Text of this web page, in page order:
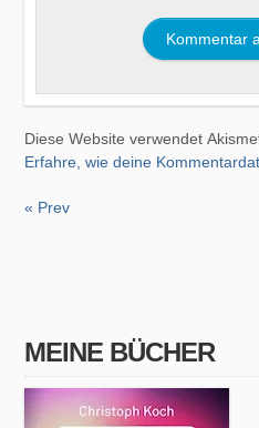
Diese Website verwendet
Erfahre, wie deine
« Prev
MEINE BÜCHER